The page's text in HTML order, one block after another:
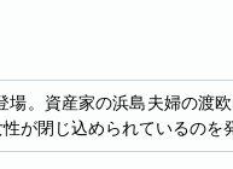
。資産家の浜島夫婦の渡
が閉じ込められているのを